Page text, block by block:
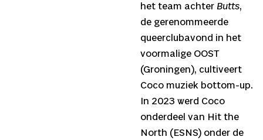
het team achter Butts,
de gerenommeerde
queerclubavond in het
voormalige OOST
(Groningen), cultiveert
Coco muziek bottom-up.
In 2023 werd Coco
onderdeel van Hit the
North (ESNS) onder de